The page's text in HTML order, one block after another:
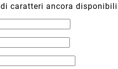
caratteri ancora disponibili